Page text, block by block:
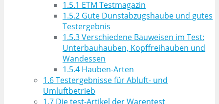
1.5.1 ETM Testmagazin
1.5.2 Gute Dunstabzugshaube und gutes
Testergebnis
1.5.3Verschiedene Bauweisen im Test:
Unterbauhauben, Kopffreihauben und
Wandessen
1.5.4 Hauben-Arten
1.6Testergebnisse für Abluft- und
Umluftbetrieb
1.7 Die test-Artikel der Warentest